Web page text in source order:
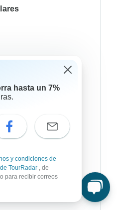
hasta un 7%
y condiciones de
TourRadar , de
para recibir correos